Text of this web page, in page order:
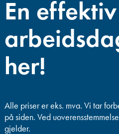
En effektiv
her!
Alle priser er eks. mva. Vi tar
på siden. Ved
gjelder.